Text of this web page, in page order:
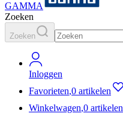
GAMMA
Zoeken
Zoeken
Inloggen
Favorieten,0 artikelen
Winkelwagen,0 artikelen